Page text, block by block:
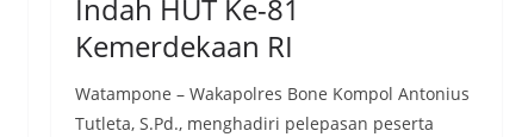
Indah HUT Ke-81
Kemerdekaan RI
Watampone – Wakapolres Bone Kompol Antonius
Tutleta, S.Pd., menghadiri pelepasan peserta